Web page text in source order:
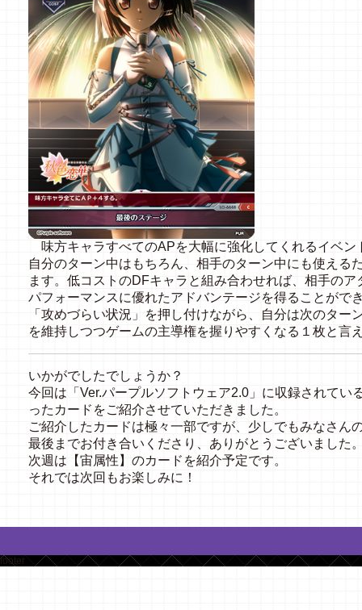
味方キャラすべてのAPを大幅に強化してくれるイベン
自分のターン中はもちろん、相手のターン中にも使える
ます。低コストのDFキャラと組み合わせれば、相手の
パフォーマンスに優れたアドバンテージを得ることがで
「攻めづらい状況」を押し付けながら、自分は次のタ
を維持しつつゲームの主導権を握りやすくなる１枚と言
いかがでしたでしょうか？
今回は「Ver.パープルソフトウェア2.0」に収録されてい
ったカードをご紹介させていただきました。
ご紹介したカードは極々一部ですが、少しでもみなさん
最後までお付き合いくださり、ありがとうございました
次週は【宙属性】のカードを紹介予定です。
それでは次回もお楽しみに！
footer